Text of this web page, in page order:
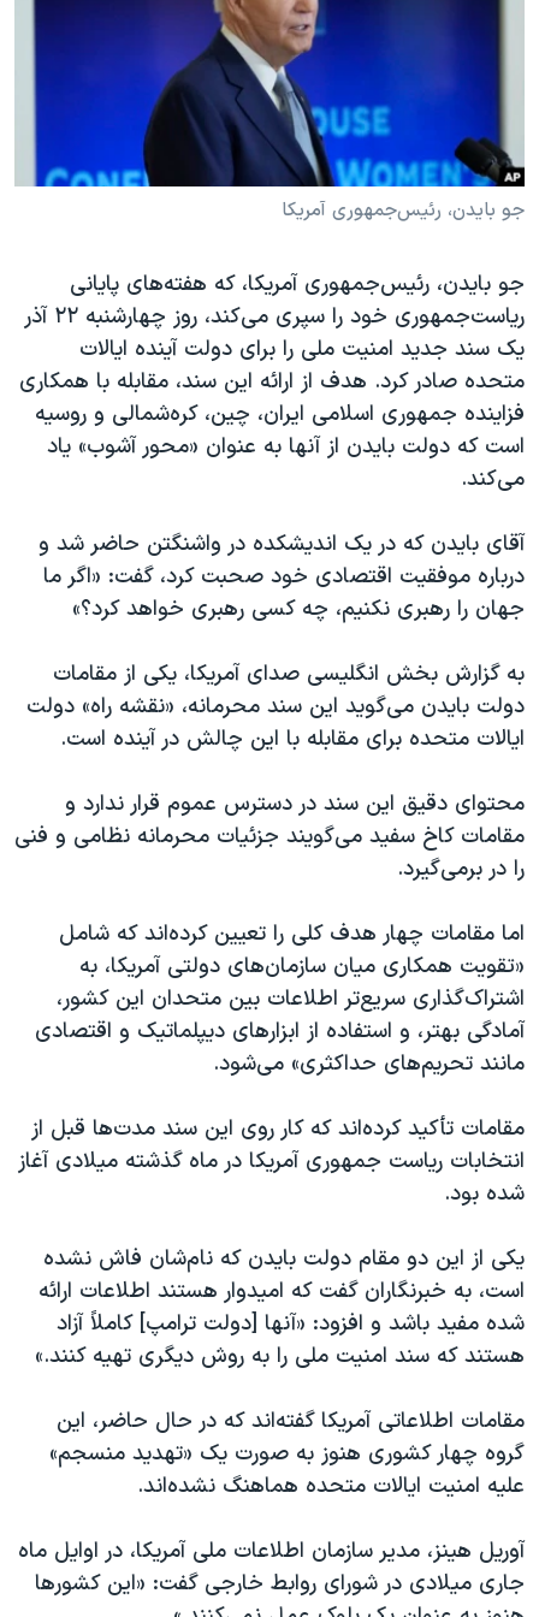
علم و فناوری
آرشیو پخش زنده
انتخابات ریاست جمهوری آمریکا ۲۰۲۴
حمله جمهوری اسلامی به اسرائیل
رمز مهسا
مجموعه مستندهای دادخواهی
تریبونال مردمی آبان ۹۸
دادگاه حمید نوری
چهل سال گروگان‌گیری
قانون شفافیت دارائی کادر رهبری ایران
اسرائیل در جنگ
نرگس محمدی برنده جایزه نوبل صلح
همایش محافظه‌کاران آمریکا «سی‌پک»
صفحه‌های ویژه
سفر پرزیدنت ترامپ به چین
زبانهای مختلف
جو بایدن، رئیس‌جمهوری آمریکا
جو بایدن، رئیس‌جمهوری آمریکا، که هفته‌های پایانی
ریاست‌جمهوری خود را سپری می‌کند، روز چهارشنبه ۲۲ آذر
یک سند جدید امنیت ملی را برای دولت آینده ایالات
متحده صادر کرد. هدف از ارائه این سند، مقابله با همکاری
فزاینده جمهوری اسلامی ایران، چین، کره‌شمالی و روسیه
است که دولت بایدن از آنها به عنوان «محور آشوب» یاد
می‌کند.
آقای بایدن که در یک اندیشکده در واشنگتن حاضر شد و
درباره موفقیت اقتصادی خود صحبت کرد، گفت: «اگر ما
جهان را رهبری نکنیم، چه کسی رهبری خواهد کرد؟»
به گزارش بخش انگلیسی صدای آمریکا، یکی از مقامات
دولت بایدن می‌گوید این سند محرمانه، «نقشه راه» دولت
ایالات متحده برای مقابله با این چالش در آینده است.
محتوای دقیق این سند در دسترس عموم قرار ندارد و
مقامات کاخ سفید می‌گویند جزئیات محرمانه نظامی و فنی
را در برمی‌‌گیرد.
اما مقامات چهار هدف کلی را تعیین کرده‌اند که شامل
«تقویت همکاری میان سازمان‌های دولتی آمریکا، به
اشتراک‌گذاری سریع‌تر اطلاعات بین متحدان این کشور،
آمادگی بهتر، و استفاده از ابزارهای دیپلماتیک و اقتصادی
مانند تحریم‌های حداکثری» می‌شود.
مقامات تأکید کرده‌اند که کار روی این سند مدت‌ها قبل از
انتخابات ریاست جمهوری آمریکا در ماه گذشته میلادی آغاز
شده بود.
یکی از این دو مقام دولت بایدن که نام‌شان فاش نشده
است، به خبرنگاران گفت که امیدوار هستند اطلاعات ارائه
شده مفید باشد و افزود: «آنها [دولت ترامپ] کاملاً آزاد
هستند که سند امنیت ملی را به روش دیگری تهیه کنند.»
مقامات اطلاعاتی آمریکا گفته‌اند که در حال حاضر، این
گروه چهار کشوری هنوز به صورت یک «تهدید منسجم»
علیه امنیت ایالات متحده هماهنگ نشده‌اند.
آوریل هینز، مدیر سازمان اطلاعات ملی آمریکا، در اوایل ماه
جاری میلادی در شورای روابط خارجی گفت: «این کشورها